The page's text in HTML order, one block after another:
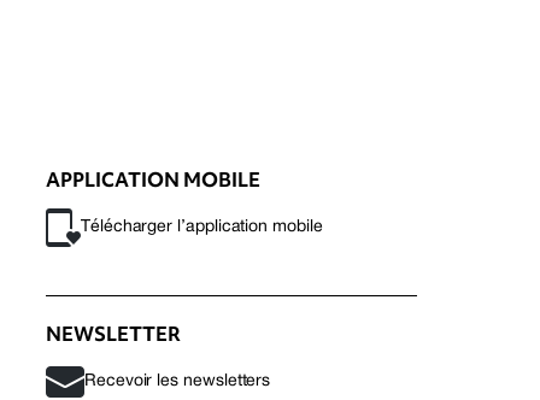
APPLICATION MOBILE
Télécharger l’application mobile
NEWSLETTER
Recevoir les newsletters